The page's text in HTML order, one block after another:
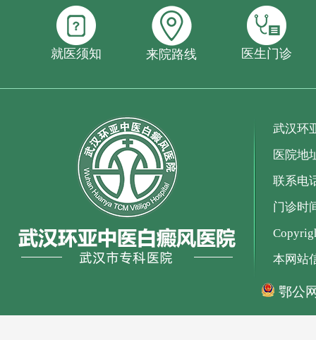
就医须知 来院路线 医生门诊
武汉环
医院地
联系电
门诊时
本网站
鄂公